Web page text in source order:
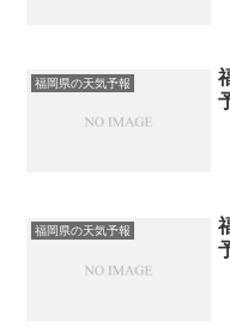
福岡県の天気予報
福岡県の天気予報